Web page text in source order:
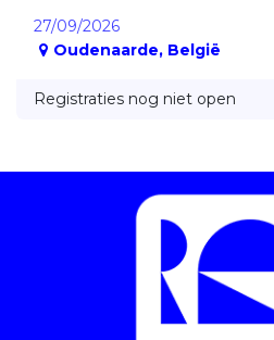
27/09/2026
Oudenaarde, België
Registraties nog niet open